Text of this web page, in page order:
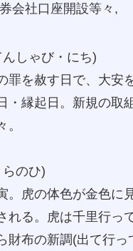
会社口座開設等々,
んしゃび・にち)
罪を赦す日で、大安
・縁起日。新規の取
らのひ)
。虎の体色が金色に
れる。虎は千里行っ
財布の新調(出て行っ